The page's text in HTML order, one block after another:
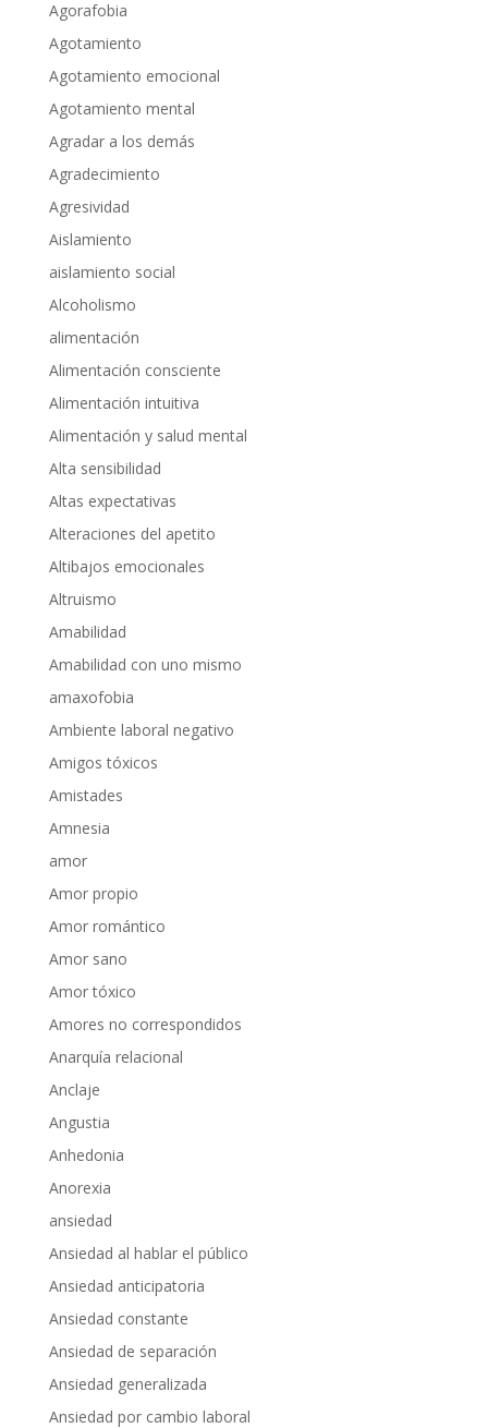
Agorafobia
Agotamiento
Agotamiento emocional
Agotamiento mental
Agradar a los demás
Agradecimiento
Agresividad
Aislamiento
aislamiento social
Alcoholismo
alimentación
Alimentación consciente
Alimentación intuitiva
Alimentación y salud mental
Alta sensibilidad
Altas expectativas
Alteraciones del apetito
Altibajos emocionales
Altruismo
Amabilidad
Amabilidad con uno mismo
amaxofobia
Ambiente laboral negativo
Amigos tóxicos
Amistades
Amnesia
amor
Amor propio
Amor romántico
Amor sano
Amor tóxico
Amores no correspondidos
Anarquía relacional
Anclaje
Angustia
Anhedonia
Anorexia
ansiedad
Ansiedad al hablar el público
Ansiedad anticipatoria
Ansiedad constante
Ansiedad de separación
Ansiedad generalizada
Ansiedad por cambio laboral